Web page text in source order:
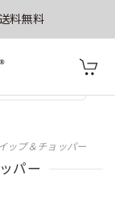
料無料
ップ＆チョッパー
パー